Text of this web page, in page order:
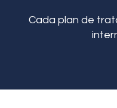
Cada plan de